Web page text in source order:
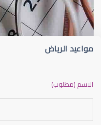
مواعيد الرياض
الاسم (مطلوب)